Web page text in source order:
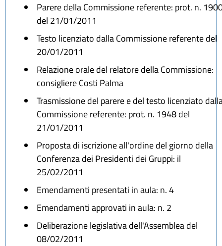
Parere della Commissione referente: prot. n.
del 21/01/2011
Testo licenziato dalla Commissione referente del
20/01/2011
Relazione orale del relatore della Commissione:
consigliere Costi Palma
Trasmissione del parere e del testo licenziato
Commissione referente: prot. n. 1948 del
21/01/2011
Proposta di iscrizione all'ordine del giorno della
Conferenza dei Presidenti dei Gruppi: il
25/02/2011
Emendamenti presentati in aula: n. 4
Emendamenti approvati in aula: n. 2
Deliberazione legislativa dell'Assemblea del
08/02/2011